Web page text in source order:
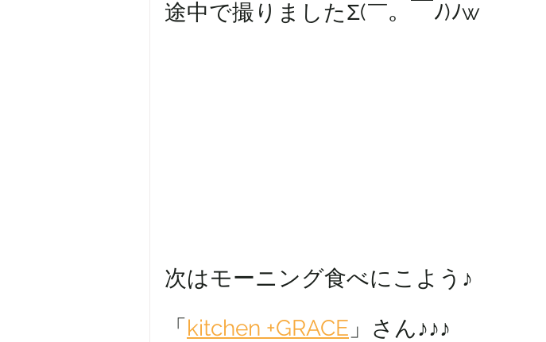
途中で撮りましたΣ(￣。￣ﾉ)ﾉw
次はモーニング食べにこよう♪
「 kitchen +GRACE 」さん♪♪♪